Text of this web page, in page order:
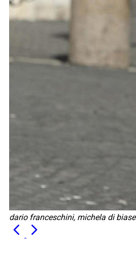
dario franceschini, michela di biase